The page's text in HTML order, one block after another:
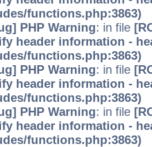
functions.php:3863)
PHP Warning: in file
header information -
functions.php:3863)
PHP Warning: in file
header information -
functions.php:3863)
PHP Warning: in file
header information -
functions.php:3863)